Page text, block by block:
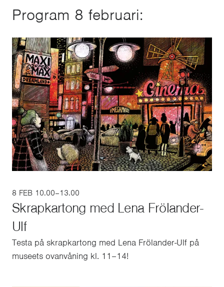
Program 8 februari:
8 FEB 10.00–13.00
Skrapkartong med Lena Frölander-
Ulf
Testa på skrapkartong med Lena Frölander-Ulf på
museets ovanvåning kl. 11–14!